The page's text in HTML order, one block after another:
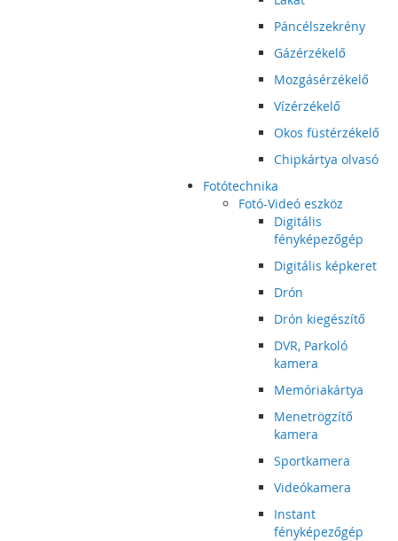
Páncélszekrény
Gázérzékelő
Mozgásérzékelő
Vízérzékelő
Okos füstérzékelő
Chipkártya olvasó
Fotótechnika
Fotó-Videó eszköz
Digitális
fényképezőgép
Digitális képkeret
Drón
Drón kiegészítő
DVR, Parkoló
kamera
Memóriakártya
Menetrögzítő
kamera
Sportkamera
Videókamera
Instant
fényképezőgép